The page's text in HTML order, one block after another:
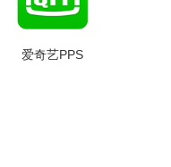
爱奇艺PPS